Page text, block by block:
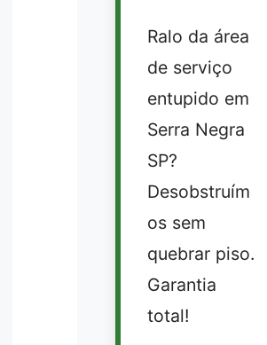
Ralo da área
de serviço
entupido em
Serra Negra
SP?
Desobstruím
os sem
quebrar piso.
Garantia
total!